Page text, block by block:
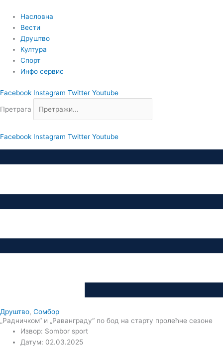
садржај
Насловна
Вести
Друштво
Култура
Спорт
Инфо сервис
Facebook Instagram Twitter Youtube
Претрага
Facebook Instagram Twitter Youtube
Друштво, Сомбор
„Радничком“ и „Раванграду“ по бод на старту пролећне сезоне
Извор: Sombor sport
Датум: 02.03.2025